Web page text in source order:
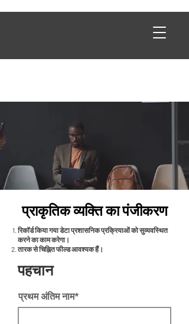
प्राकृतिक व्यक्ति का पंजीकरण
रिकॉर्ड किया गया डेटा प्रशासनिक प्रक्रियाओं को सुव्यवस्थित
करने का काम करेगा।
तारक से चिह्नित फील्ड आवश्यक हैं।
पहचान
प्रथम अंतिम नाम*